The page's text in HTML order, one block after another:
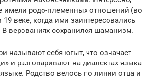
имели родо-племенных отношений (во
19 веке, когда ими заинтересовались
В верованиях сохранился шаманизм.
называют себя югыт, что означает
и разговаривают на диалектах языка
Родство велось по линии отца и